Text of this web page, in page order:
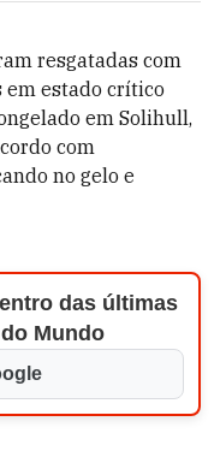
resgatadas com
em estado crítico
em Solihull,
com
no gelo e
das últimas
Mundo